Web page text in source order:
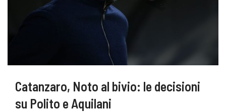
Catanzaro, Noto al bivio: le decisioni
su Polito e Aquilani